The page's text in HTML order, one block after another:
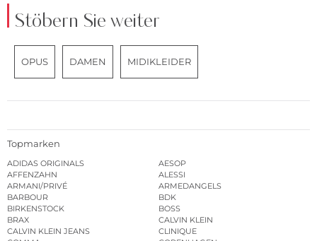
Stöbern Sie weiter
OPUS DAMEN MIDIKLEIDER
Topmarken
ADIDAS ORIGINALS
AESOP
AFFENZAHN
ALESSI
ARMANI/PRIVÉ
ARMEDANGELS
BARBOUR
BDK
BIRKENSTOCK
BOSS
BRAX
CALVIN KLEIN
CALVIN KLEIN JEANS
CLINIQUE